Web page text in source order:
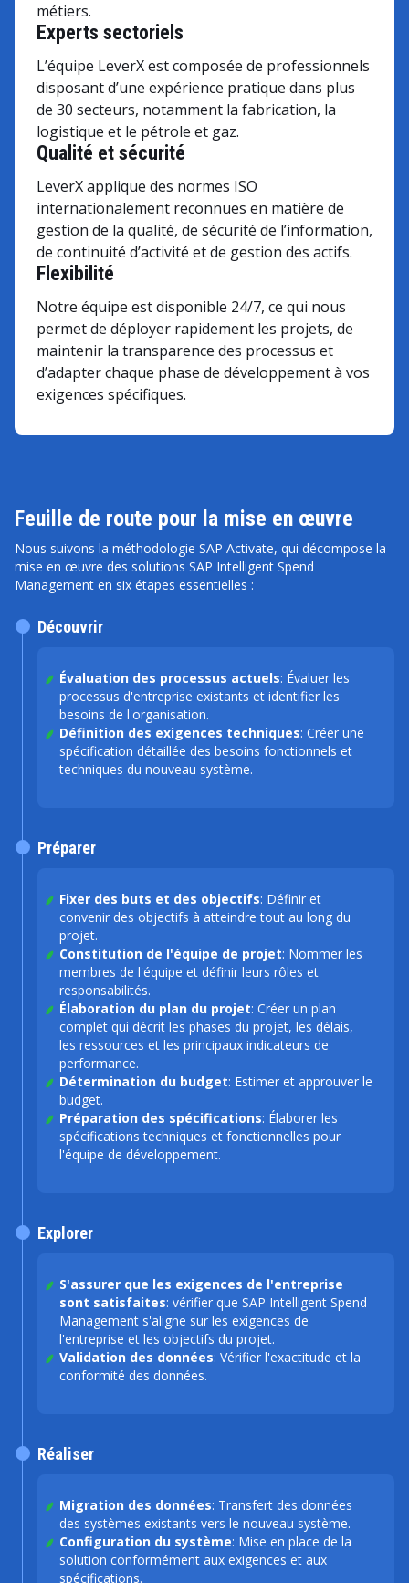
Experts sectoriels
L’équipe LeverX est composée de professionnels
disposant d’une expérience pratique dans plus
de 30 secteurs, notamment la fabrication, la
logistique et le pétrole et gaz.
Qualité et sécurité
LeverX applique des normes ISO
internationalement reconnues en matière de
gestion de la qualité, de sécurité de l’information,
de continuité d’activité et de gestion des actifs.
métiers.
Flexibilité
Notre équipe est disponible 24/7, ce qui nous
permet de déployer rapidement les projets, de
maintenir la transparence des processus et
d’adapter chaque phase de développement à vos
exigences spécifiques.
Feuille de route pour la mise en œuvre
Nous suivons la méthodologie SAP Activate, qui décompose la
mise en œuvre des solutions SAP Intelligent Spend
Management en six étapes essentielles :
Évaluation des processus actuels: Évaluer les
processus d'entreprise existants et identifier les
besoins de l'organisation.
Définition des exigences techniques: Créer une
spécification détaillée des besoins fonctionnels et
techniques du nouveau système.
Découvrir
Fixer des buts et des objectifs: Définir et
convenir des objectifs à atteindre tout au long du
projet.
Constitution de l'équipe de projet: Nommer les
membres de l'équipe et définir leurs rôles et
responsabilités.
Élaboration du plan du projet: Créer un plan
complet qui décrit les phases du projet, les délais,
les ressources et les principaux indicateurs de
performance.
Détermination du budget: Estimer et approuver le
budget.
Préparation des spécifications: Élaborer les
spécifications techniques et fonctionnelles pour
l'équipe de développement.
Préparer
S'assurer que les exigences de l'entreprise
sont satisfaites: vérifier que SAP Intelligent Spend
Management s'aligne sur les exigences de
l'entreprise et les objectifs du projet.
Validation des données: Vérifier l'exactitude et la
conformité des données.
Explorer
Migration des données: Transfert des données
des systèmes existants vers le nouveau système.
Configuration du système: Mise en place de la
solution conformément aux exigences et aux
spécifications.
Réaliser